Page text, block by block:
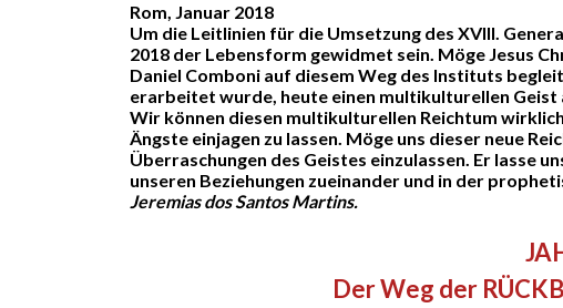
Rom, Januar 2018
Um die Leitlinien für die Umsetzung des XVIII.
2018 der Lebensform gewidmet sein. Möge Jesus
Daniel Comboni auf diesem Weg des Instituts
erarbeitet wurde, heute einen multikulturellen
Wir können diesen multikulturellen Reichtum
Ängste einjagen zu lassen. Möge uns dieser neue
Überraschungen des Geistes einzulassen. Er lasse
unseren Beziehungen zueinander und in der
Jeremias dos Santos Martins.
Der Weg der